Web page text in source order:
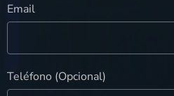
Email
Teléfono (Opcional)